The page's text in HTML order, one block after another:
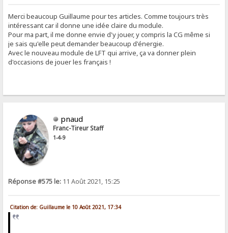
Merci beaucoup Guillaume pour tes articles. Comme toujours très
intéressant car il donne une idée claire du module.
Pour ma part, il me donne envie d'y jouer, y compris la CG même si
je sais qu'elle peut demander beaucoup d'énergie.
Avec le nouveau module de LFT qui arrive, ça va donner plein
d'occasions de jouer les français !
pnaud
Franc-Tireur Staff
1-4-9
Réponse #575 le: 11 Août 2021, 15:25
Citation de: Guillaume le 10 Août 2021, 17:34